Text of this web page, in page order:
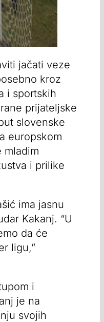
jačati veze
kroz
i sportskih
prijateljske
slovenske
europskom
mladim
i prilike
ima jasnu
Kakanj. “U
da će
ligu,”
i
je na
svojih